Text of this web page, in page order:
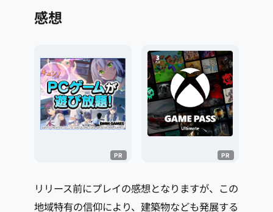
感想
リリース前にプレイの感想となりますが、この
地域特有の信仰により、建築物なども発展する